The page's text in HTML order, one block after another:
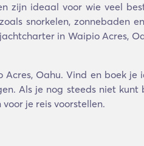
zijn ideaal voor wie veel
snorkelen, zonnebaden
in Waipio Acres,
Oahu. Vind en boek je
Als je nog steeds niet kunt
je reis voorstellen.